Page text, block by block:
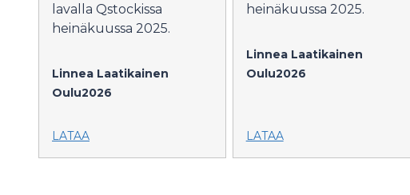
lavalla Qstockissa
heinäkuussa 2025.
Linnea Laatikainen
Oulu2026
LATAA
heinäkuussa 2025.
Linnea Laatikainen
Oulu2026
LATAA